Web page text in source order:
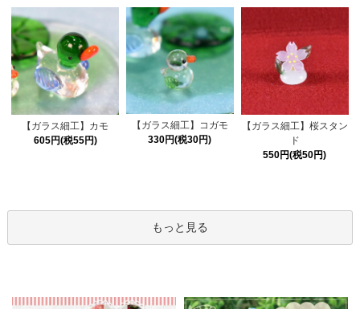
【ガラス細工】カモ
605円(税55円)
【ガラス細工】コガモ
330円(税30円)
【ガラス細工】桜スタン
ド
550円(税50円)
もっと見る